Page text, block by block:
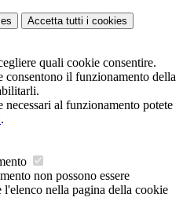
Accetta tutti i cookies
quali cookie consentire.
consentono il funzionamento della
al funzionamento potete
.
non possono essere
nella pagina della cookie